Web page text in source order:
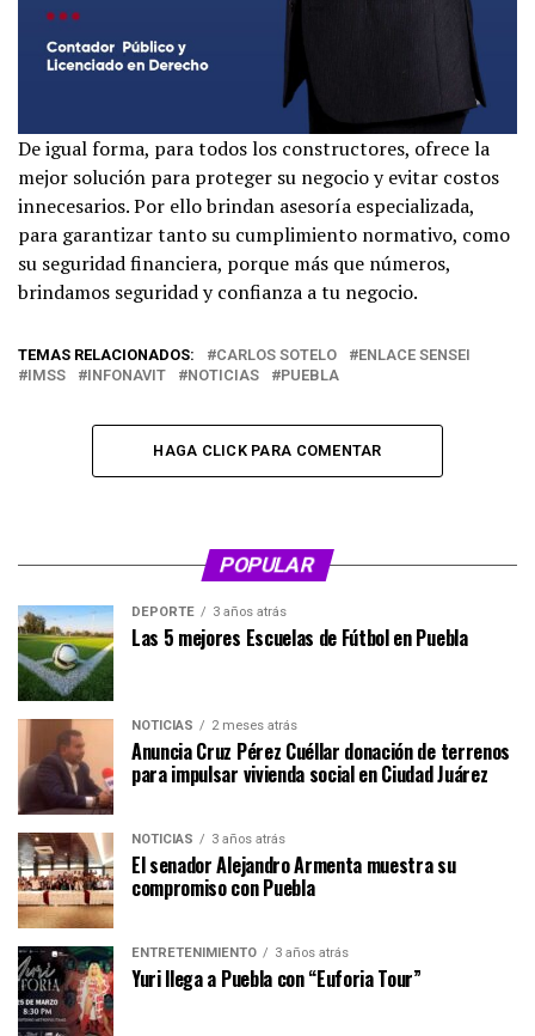
De igual forma, para todos los constructores, ofrece la
mejor solución para proteger su negocio y evitar costos
innecesarios. Por ello brindan asesoría especializada,
para garantizar tanto su cumplimiento normativo, como
su seguridad financiera, porque más que números,
brindamos seguridad y confianza a tu negocio.
TEMAS RELACIONADOS: CARLOS SOTELO
ENLACE SENSEI
IMSS
INFONAVIT NOTICIAS PUEBLA
HAGA CLICK PARA COMENTAR
POPULAR
DEPORTE 3 años atrás
Las 5 mejores Escuelas de Fútbol en Puebla
NOTICIAS 2 meses atrás
Anuncia Cruz Pérez Cuéllar donación de terrenos
para impulsar vivienda social en Ciudad Juárez
NOTICIAS 3 años atrás
El senador Alejandro Armenta muestra su
compromiso con Puebla
ENTRETENIMIENTO 3 años atrás
Yuri llega a Puebla con “Euforia Tour”